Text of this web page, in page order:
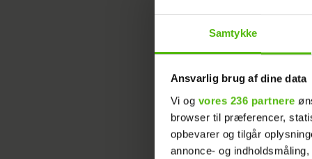
Samtykke
Ansvarlig brug af dine data
Vi og vores 236 partnere
browser til præferencer,
opbevarer og tilgår
annonce- og
I årets
bliver